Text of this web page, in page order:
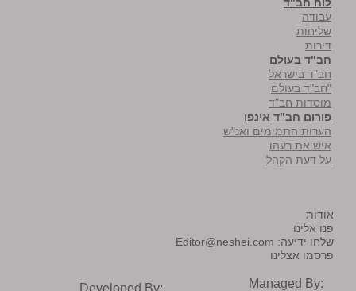
עבודה
שליחות
דירות
חב"ד בעולם
חב"ד בישראל
"חב"ד בעולם
מוסדות חב"ד
פורום חב"ד אינפו
הערות התמימים ואנ"ש
איש את רעהו
על דעת הקהל
אודות
פנו אלינו
שלחו ידיעה: Editor@neshei.com
פרסמו אצלינו
Managed By: